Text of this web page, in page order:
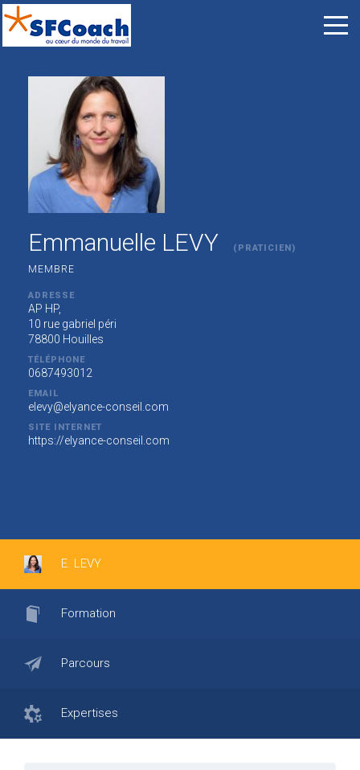
Emmanuelle LEVY (PRATICIEN)
MEMBRE
ADRESSE
AP HP,
10 rue gabriel péri
78800 Houilles
TÉLÉPHONE
0687493012
EMAIL
elevy@elyance-conseil.com
SITE INTERNET
https://elyance-conseil.com
E. LEVY
Formation
Parcours
Expertises